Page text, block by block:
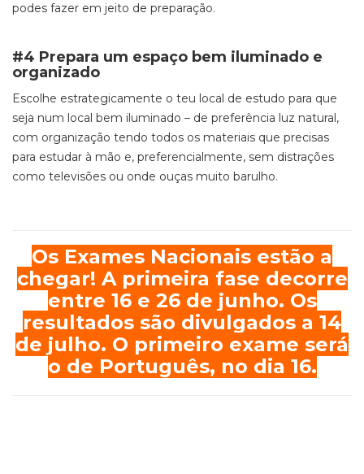
podes fazer em jeito de preparação.
#4 Prepara um espaço bem iluminado e
organizado
Escolhe estrategicamente o teu local de estudo para que
seja num local bem iluminado – de preferência luz natural,
com organização tendo todos os materiais que precisas
para estudar à mão e, preferencialmente, sem distrações
como televisões ou onde ouças muito barulho.
Os Exames Nacionais estão a
chegar! A primeira fase decorre
entre 16 e 26 de junho. Os
resultados são divulgados a 14
de julho. O primeiro exame será
o de Português, no dia 16.